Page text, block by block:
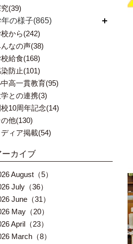
(39)
年の様子(865)
開く
から(242)
なの声(38)
給食(168)
防止(101)
高一貫教育(95)
との連携(3)
10周年記念(14)
他(130)
ディア掲載(54)
ーカイブ
August（5）
July（36）
June（31）
May（20）
April（23）
March（8）